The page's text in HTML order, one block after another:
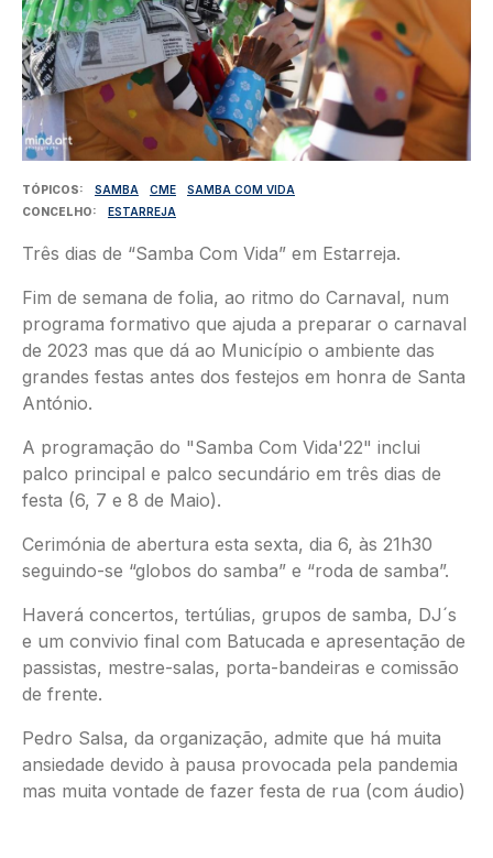
TÓPICOS SAMBA CME
SAMBA COM VIDA
CONCELHO
ESTARREJA
Três dias de “Samba Com Vida” em Estarreja.
Fim de semana de folia, ao ritmo do Carnaval, num
programa formativo que ajuda a preparar o carnaval
de 2023 mas que dá ao Município o ambiente das
grandes festas antes dos festejos em honra de Santa
António.
A programação do "Samba Com Vida'22" inclui
palco principal e palco secundário em três dias de
festa (6, 7 e 8 de Maio).
Cerimónia de abertura esta sexta, dia 6, às 21h30
seguindo-se “globos do samba” e “roda de samba”.
Haverá concertos, tertúlias, grupos de samba, DJ´s
e um convivio final com Batucada e apresentação de
passistas, mestre-salas, porta-bandeiras e comissão
de frente.
Pedro Salsa, da organização, admite que há muita
ansiedade devido à pausa provocada pela pandemia
mas muita vontade de fazer festa de rua (com áudio)